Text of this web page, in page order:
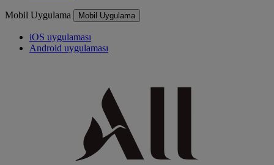
Mobil Uygulama Mobil Uygulama
iOS uygulaması
Android uygulaması